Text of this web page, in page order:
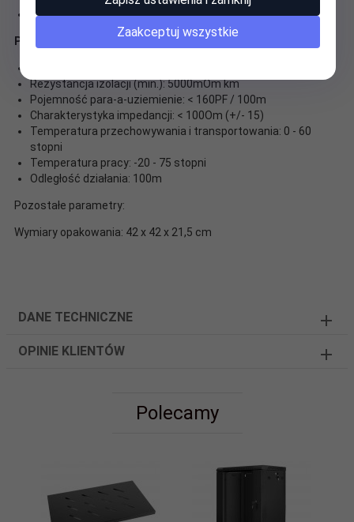
Opakowanie: karton
Parametry elektryczne (20 stopni):
Rezystancja izolacji (min.): 5000mOm km
Pojemność para-a-uziemienie: < 160PF / 100m
Charakterystyka impedancji: < 100Om (+/- 15)
Temperatura przechowywania i transportowania: 0 - 60
stopni
Temperatura pracy: -20 - 75 stopni
Odległość działania: 100m
Pozostałe parametry:
Wymiary opakowania: 42 x 42 x 21,5 cm
DANE TECHNICZNE
OPINIE KLIENTÓW
Polecamy
Zaakceptuj wszystkie